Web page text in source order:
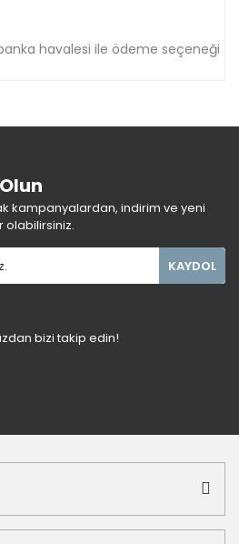
havalesi ile ödeme seçeneği
kampanyalardan, indirim ve yeni
olabilirsiniz.
KAYDOL
bizi takip edin!